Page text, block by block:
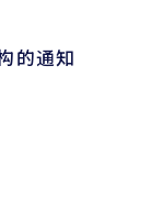
的通知